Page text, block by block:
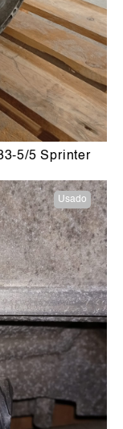
5/5 Sprinter
Usado